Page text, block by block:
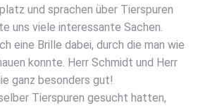
und spra­chen über Tier­spu­ren
uns vie­le inter­es­san­te Sachen.
eine Bril­le dabei, durch die man wie
konn­te. Herr Schmidt und Herr
ganz beson­ders gut!
Tier­spu­ren gesucht hat­ten,